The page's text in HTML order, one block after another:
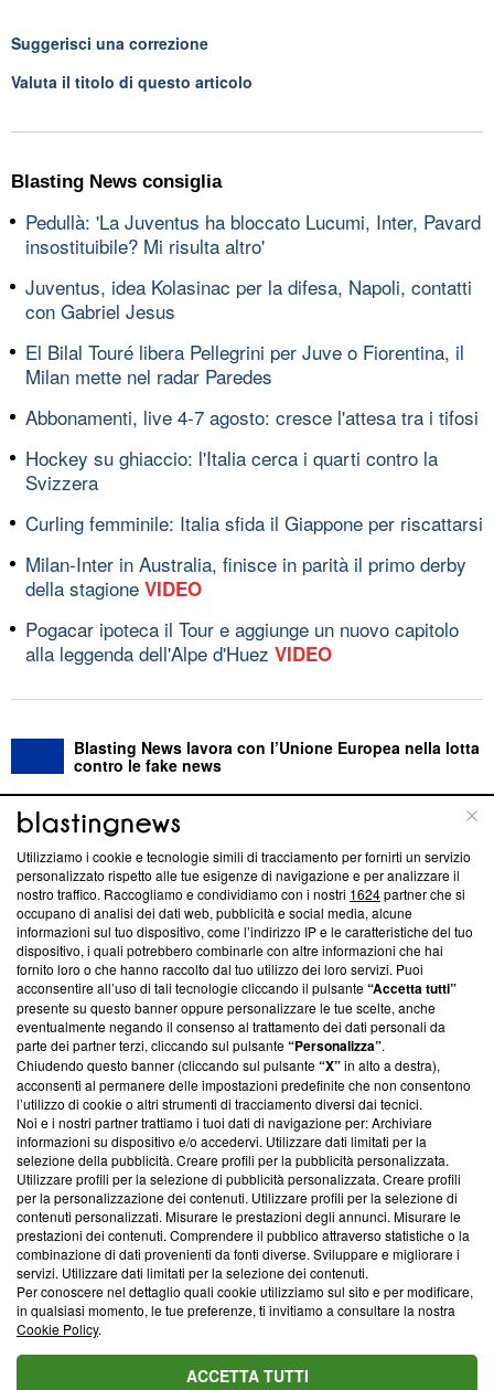
Suggerisci una correzione
Valuta il titolo di questo articolo
Blasting News consiglia
Pedullà: 'La Juventus ha bloccato Lucumi, Inter, Pavard
insostituibile? Mi risulta altro'
Juventus, idea Kolasinac per la difesa, Napoli, contatti
con Gabriel Jesus
El Bilal Touré libera Pellegrini per Juve o Fiorentina, il
Milan mette nel radar Paredes
Abbonamenti, live 4-7 agosto: cresce l'attesa tra i tifosi
Hockey su ghiaccio: l'Italia cerca i quarti contro la
Svizzera
Curling femminile: Italia sfida il Giappone per riscattarsi
Milan-Inter in Australia, finisce in parità il primo derby
della stagione VIDEO
Pogacar ipoteca il Tour e aggiunge un nuovo capitolo
alla leggenda dell'Alpe d'Huez VIDEO
Blasting News lavora con l’Unione Europea nella lotta
contro le fake news
ABOUT LINEA EDITORIALE
Questa sezione offre informazioni trasparenti su Blasting
News, sui nostri processi editoriali e su come ci impegniamo a
creare news di qualità. Inoltre, afferma la nostra aderenza a
‘Trust Project - News with Integrity’Blasting News non è
ancora membro del programma, ma ha richiesto di farne
parte; Trust Project non ha ancora effettuato una verifica di
conformità agli standard.
Su di noi
Team editoriale
Corporate
Redazione
Informativa Privacy
Cookie Policy
Blasting SA, IDI CHE-247.845.224, Via Carlo Frasca, 3 - 6900
Lugano (Svizzera) Tel:+39 0690258937
© 2026 Blasting News
Utilizziamo i cookie e tecnologie simili di tracciamento per fornirti un servizio
personalizzato rispetto alle tue esigenze di navigazione e per analizzare il
nostro traffico. Raccogliamo e condividiamo con i nostri 1624partner che si
occupano di analisi dei dati web, pubblicità e social media, alcune
informazioni sul tuo dispositivo, come l’indirizzo IP e le caratteristiche del tuo
dispositivo, i quali potrebbero combinarle con altre informazioni che hai
fornito loro o che hanno raccolto dal tuo utilizzo dei loro servizi. Puoi
acconsentire all’uso di tali tecnologie cliccando il pulsante“Accetta tutti”
presente su questo banner oppure personalizzare le tue scelte, anche
eventualmente negando il consenso al trattamento dei dati personali da
parte dei partner terzi, cliccando sul pulsante“Personalizza”.
Chiudendo questo banner (cliccando sul pulsante“X”in alto a destra),
acconsenti al permanere delle impostazioni predefinite che non consentono
l’utilizzo di cookie o altri strumenti di tracciamento diversi dai tecnici.
Noi e i nostri partner trattiamo i tuoi dati di navigazione per: Archiviare
informazioni su dispositivo e/o accedervi. Utilizzare dati limitati per la
selezione della pubblicità. Creare profili per la pubblicità personalizzata.
Utilizzare profili per la selezione di pubblicità personalizzata. Creare profili
per la personalizzazione dei contenuti. Utilizzare profili per la selezione di
contenuti personalizzati. Misurare le prestazioni degli annunci. Misurare le
prestazioni dei contenuti. Comprendere il pubblico attraverso statistiche o la
combinazione di dati provenienti da fonti diverse. Sviluppare e migliorare i
servizi. Utilizzare dati limitati per la selezione dei contenuti.
Per conoscere nel dettaglio quali cookie utilizziamo sul sito e per modificare,
in qualsiasi momento, le tue preferenze, ti invitiamo a consultare la nostra
Cookie Policy.
ACCETTA TUTTI